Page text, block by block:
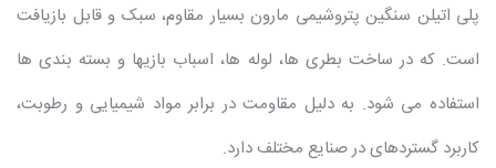
پلی اتیلن سنگین پتروشیمی مارون بسیار مقاوم، سبک و قابل بازیافت
است. که در ساخت بطری ها، لوله ها، اسباب بازیها و بسته بندی ها
استفاده می شود. به دلیل مقاومت در برابر مواد شیمیایی و رطوبت،
کاربرد گستردهای در صنایع مختلف دارد.